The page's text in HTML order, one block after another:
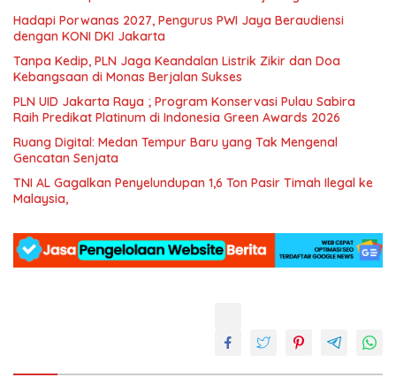
Hadapi Porwanas 2027, Pengurus PWI Jaya Beraudiensi
dengan KONI DKI Jakarta
Tanpa Kedip, PLN Jaga Keandalan Listrik Zikir dan Doa
Kebangsaan di Monas Berjalan Sukses
PLN UID Jakarta Raya ; Program Konservasi Pulau Sabira
Raih Predikat Platinum di Indonesia Green Awards 2026
Ruang Digital: Medan Tempur Baru yang Tak Mengenal
Gencatan Senjata
TNI AL Gagalkan Penyelundupan 1,6 Ton Pasir Timah Ilegal ke
Malaysia,